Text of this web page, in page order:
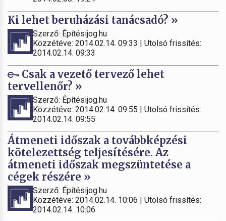
Ki lehet beruházási tanácsadó? »
Szerző: Építésijog.hu
Közzétéve: 2014.02.14. 09:33 | Utolsó frissítés:
2014.02.14. 09:33
Csak a vezető tervező lehet
tervellenőr? »
Szerző: Építésijog.hu
Közzétéve: 2014.02.14. 09:55 | Utolsó frissítés:
2014.02.14. 09:55
Átmeneti időszak a továbbképzési
kötelezettség teljesítésére. Az
átmeneti időszak megszüntetése a
cégek részére »
Szerző: Építésijog.hu
Közzétéve: 2014.02.14. 10:06 | Utolsó frissítés:
2014.02.14. 10:06